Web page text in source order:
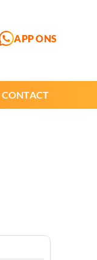
APP ONS
CONTACT